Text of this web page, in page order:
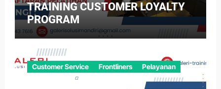
TRAINING CUSTOMER LOYALTY
PROGRAM
Customer Service Frontliners Pelayanan